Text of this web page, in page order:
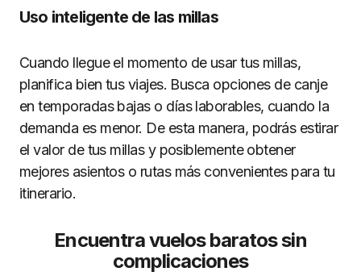
Uso inteligente de las millas
Cuando llegue el momento de usar tus millas,
planifica bien tus viajes. Busca opciones de canje
en temporadas bajas o días laborables, cuando la
demanda es menor. De esta manera, podrás estirar
el valor de tus millas y posiblemente obtener
mejores asientos o rutas más convenientes para tu
itinerario.
Encuentra vuelos baratos sin
complicaciones